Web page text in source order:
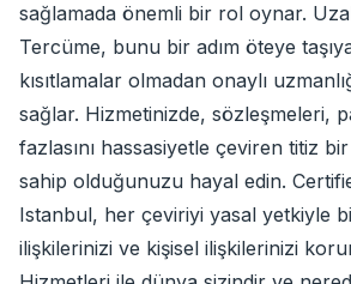
sağlamada önemli bir rol oynar.
Tercüme, bunu bir adım öteye
kısıtlamalar olmadan onaylı
sağlar. Hizmetinizde, sözleşmeleri,
fazlasını hassasiyetle çeviren titiz
sahip olduğunuzu hayal edin.
Istanbul, her çeviriyi yasal yetkiyle
ilişkilerinizi ve kişisel ilişkilerinizi